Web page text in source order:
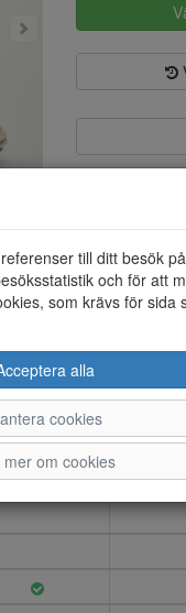
EAN:
Material: Skinn/textil
Färg: Beige
Slingback
Touch - it
37
till ditt besök
och för att
som krävs för sida
alla
cookies
mer om cookies